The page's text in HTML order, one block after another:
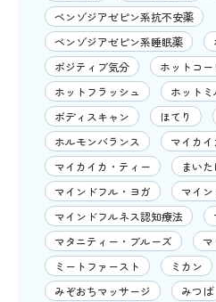
ベンゾジアゼピン系抗不安薬
ベンゾジアゼピン系睡眠薬
ポジティブ気分
ホットコー
ホットフラッシュ
ホットミ
ボディスキャン
ほてり
ホルモンバランス
マイカイ
マイカイカ・ティー
まいた
マインドフル・ヨガ
マイ
マインドフルネス認知療法
マタニティー・ブルーズ
ミートファースト
ミカン
みぞおちマッサージ
みつば